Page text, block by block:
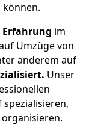
können.
im
Umzüge von
anderem auf
Unser